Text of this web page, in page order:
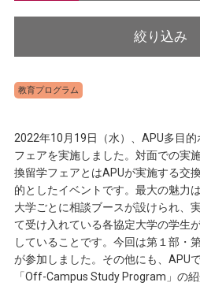
教育プログラム
2022年10月19日（水）、APU多目
フェアを実施しました。対面での実
換留学フェアとはAPUが実施する交
的としたイベントです。最大の魅力
大学ごとに相談ブースが設けられ、
て受け入れている各協定大学の学生
していることです。今回は第１部・
が参加しました。その他にも、APU
「Off-Campus Study Program」の